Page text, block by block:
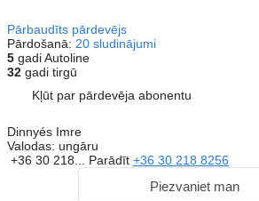
Pārbaudīts pārdevējs
Pārdošanā: 20 sludinājumi
5gadi Autoline
32gadi tirgū
Kļūt par pārdevēja abonentu
Dinnyés Imre
Valodas: ungāru
+36 30 218... Parādīt +36 30 218 8256
Piezvaniet man